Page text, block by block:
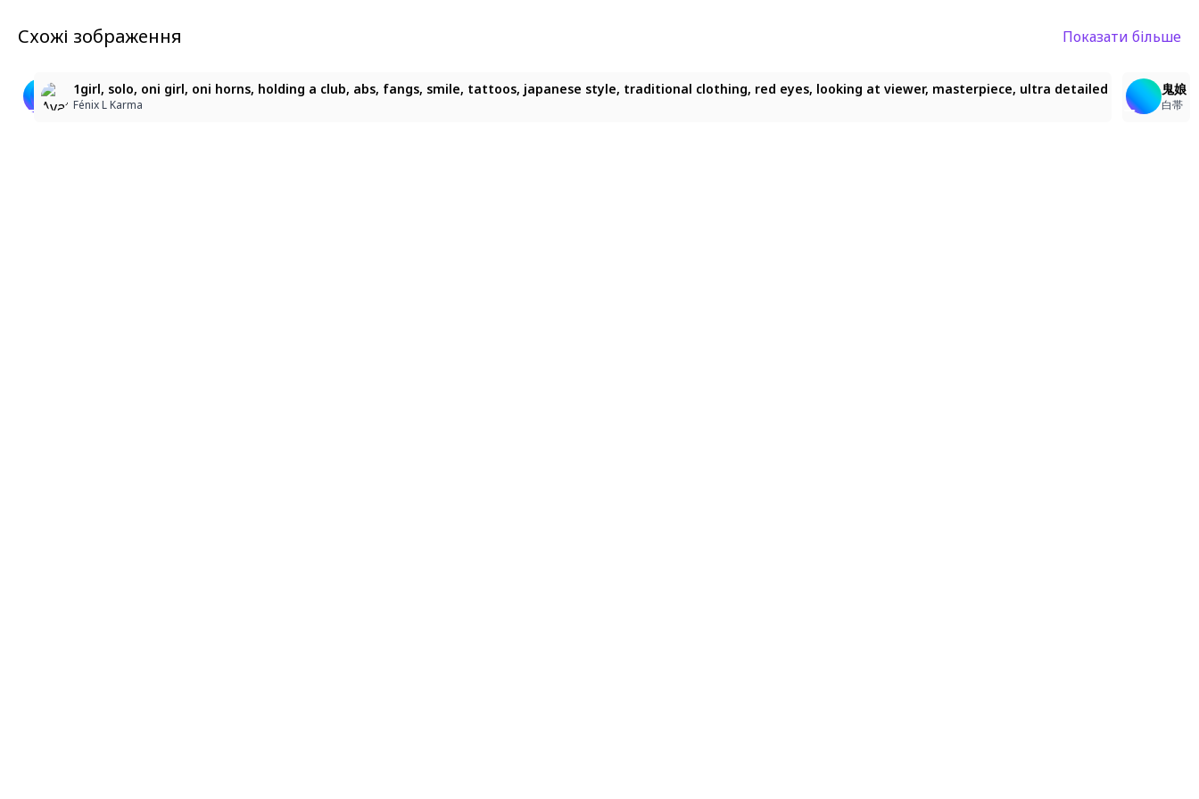
Схожі зображення Показати більше
鬼娘
白帯
鬼娘
白帯
1girl, solo, oni girl, oni horns, holding a club, abs, fangs, smile, tattoos, japanese style, traditional clothing, red eyes, looking at viewer, masterpiece, ultra detailed
Fénix L Karma
鬼娘
白帯